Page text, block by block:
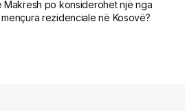
Makresh po konsiderohet një nga
rezidenciale në Kosovë?